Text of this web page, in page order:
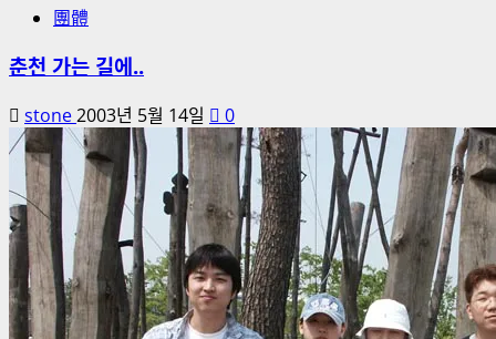
團體
춘천 가는 길에..
stone2003년 5월 14일 0